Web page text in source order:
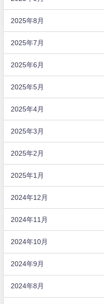
2025年8月
2025年7月
2025年6月
2025年5月
2025年4月
2025年3月
2025年2月
2025年1月
2024年12月
2024年11月
2024年10月
2024年9月
2024年8月